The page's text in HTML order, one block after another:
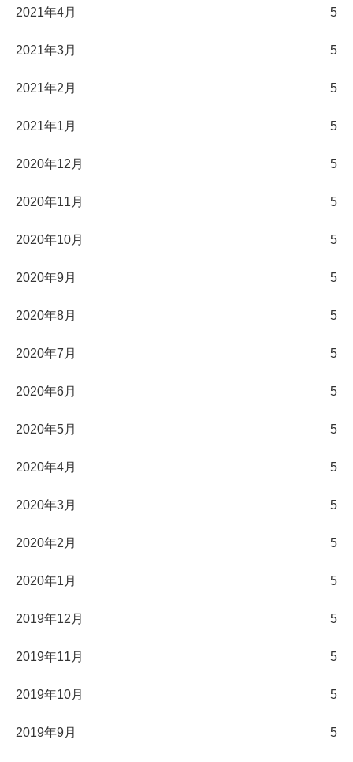
2021年4月 5
2021年3月 5
2021年2月 5
2021年1月 5
2020年12月 5
2020年11月 5
2020年10月 5
2020年9月 5
2020年8月 5
2020年7月 5
2020年6月 5
2020年5月 5
2020年4月 5
2020年3月 5
2020年2月 5
2020年1月 5
2019年12月 5
2019年11月 5
2019年10月 5
2019年9月 5